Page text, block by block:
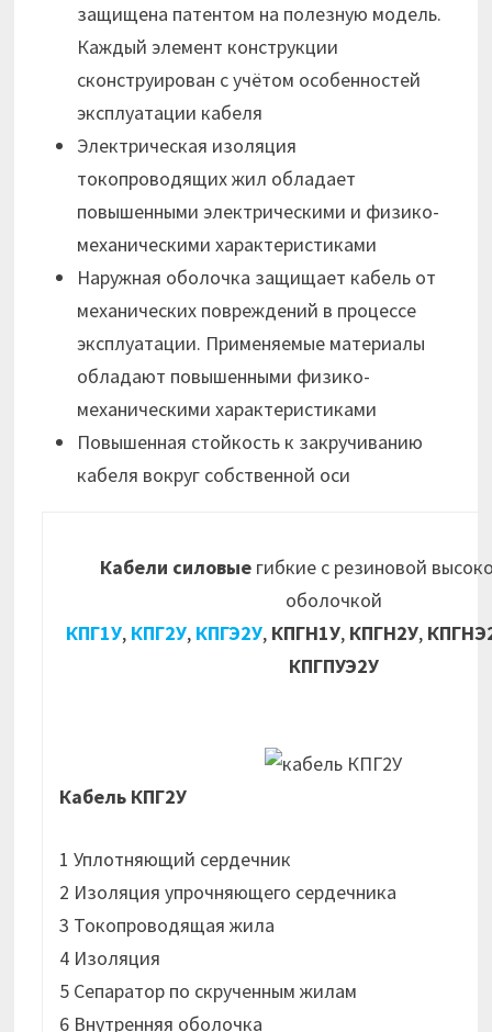
защищена патентом на полезную модель.
Каждый элемент конструкции
сконструирован с учётом особенностей
эксплуатации кабеля
Электрическая изоляция
токопроводящих жил обладает
повышенными электрическими и физико-
механическими характеристиками
Наружная оболочка защищает кабель от
механических повреждений в процессе
эксплуатации. Применяемые материалы
обладают повышенными физико-
механическими характеристиками
Повышенная стойкость к закручиванию
кабеля вокруг собственной оси
Кабели силовые гибкие с резиновой
оболочкой
КПГ1У, КПГ2У, КПГЭ2У, КПГН1У, КПГН2У,
КПГПУЭ2У
Кабель КПГ2У
1 Уплотняющий сердечник
2 Изоляция упрочняющего сердечника
3 Токопроводящая жила
4 Изоляция
5 Сепаратор по скрученным жилам
6 Внутренняя оболочка